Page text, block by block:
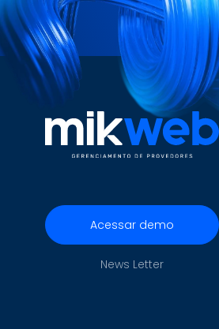
Acessar demo
News Letter